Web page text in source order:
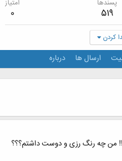
پسندها
519
امتیاز
0
کردن
ارسال ها درباره
من چه رنگ رزی و دوست داشتم؟؟؟